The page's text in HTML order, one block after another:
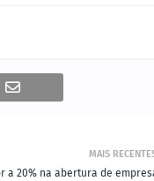
MAIS
a 20% na abertura de